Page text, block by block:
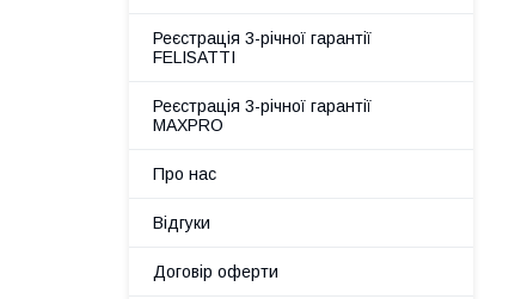
Реєстрація 3-річної гарантії
FELISATTI
Реєстрація 3-річної гарантії
MAXPRO
Про нас
Відгуки
Договір оферти